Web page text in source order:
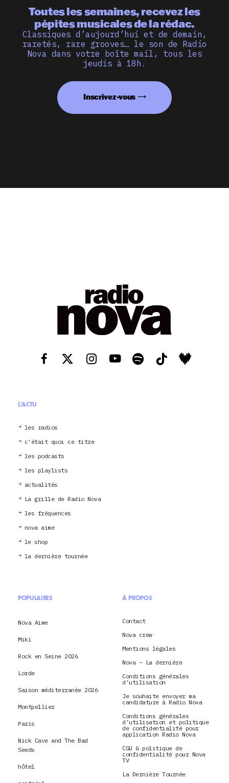
Toutes les semaines, recevez les
pépites musicales de la rédac.
Classiques d’aujourd’hui et de demain,
raretés, rare grooves… le son de Radio
Nova dans votre boîte mail, tous les
jeudis à 18h.
Inscrivez-vous
L'ACTU
les radios
c’était quoi ce titre
les podcasts
les playlists
actualités
La grille de Radio Nova
les fréquences
nova aime
le shop
la dernière tournée
POPULAIRES
Nova Aime
Miki
Rock en Seine 2026
Lorde
Saison méditerranée 2026
Montpellier
Paris
Nick Cave and The Bad
Seeds
hôtel
À PROPOS
Contact
Nova crew
Mentions légales
Nova – La dernière
Conditions générales
d’utilisation
Je souhaite envoyer ma
candidature à Radio Nova
Conditions générales
d’utilisation et politique
de confidentialité pour
application Radio Nova
CGU & politique de
confidentialité pour Nova
TV
La Dernière Tournée